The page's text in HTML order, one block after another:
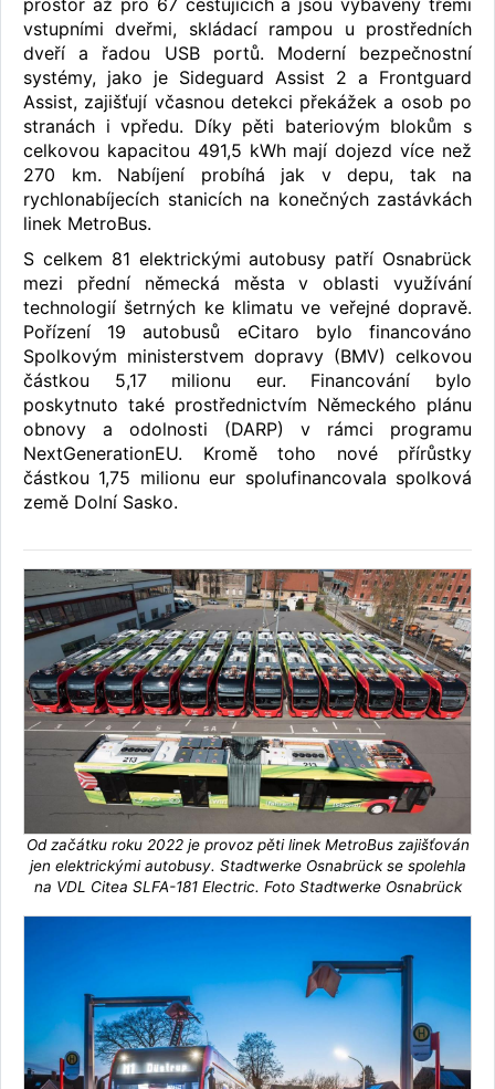
prostor až pro 67 cestujících a jsou vybaveny třemi
vstupními dveřmi, skládací rampou u prostředních
dveří a řadou USB portů. Moderní bezpečnostní
systémy, jako je Sideguard Assist 2 a Frontguard
Assist, zajišťují včasnou detekci překážek a osob po
stranách i vpředu. Díky pěti bateriovým blokům s
celkovou kapacitou 491,5 kWh mají dojezd více než
270 km. Nabíjení probíhá jak v depu, tak na
rychlonabíjecích stanicích na konečných zastávkách
linek MetroBus.
S celkem 81 elektrickými autobusy patří Osnabrück
mezi přední německá města v oblasti využívání
technologií šetrných ke klimatu ve veřejné dopravě.
Pořízení 19 autobusů eCitaro bylo financováno
Spolkovým ministerstvem dopravy (BMV) celkovou
částkou 5,17 milionu eur. Financování bylo
poskytnuto také prostřednictvím Německého plánu
obnovy a odolnosti (DARP) v rámci programu
NextGenerationEU. Kromě toho nové přírůstky
částkou 1,75 milionu eur spolufinancovala spolková
země Dolní Sasko.
Od začátku roku 2022 je provoz pěti linek MetroBus zajišťován
jen elektrickými autobusy. Stadtwerke Osnabrück se spolehla
na VDL Citea SLFA-181 Electric. Foto Stadtwerke Osnabrück